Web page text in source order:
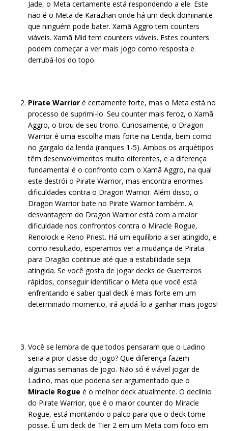
Jade, o Meta certamente está respondendo a ele. Este
não é o Meta de Karazhan onde há um deck dominante
que ninguém pode bater. Xamã Aggro tem counters
viáveis. Xamã Mid tem counters viáveis. Estes counters
podem começar a ver mais jogo como resposta e
derrubá-los do topo.
Pirate Warrior é certamente forte, mas o Meta está no
processo de suprimi-lo. Seu counter mais feroz, o Xamã
Aggro, o tirou de seu trono. Curiosamente, o Dragon
Warrior é uma escolha mais forte na Lenda, bem como
no gargalo da lenda (ranques 1-5). Ambos os arquétipos
têm desenvolvimentos muito diferentes, e a diferença
fundamental é o confronto com o Xamã Aggro, na qual
este destrói o Pirate Warrior, mas encontra enormes
dificuldades contra o Dragon Warrior. Além disso, o
Dragon Warrior bate no Pirate Warrior também. A
desvantagem do Dragon Warrior está com a maior
dificuldade nos confrontos contra o Miracle Rogue,
Renolock e Reno Priest. Há um equilíbrio a ser atingido, e
como resultado, esperamos ver a mudança de Pirata
para Dragão continue até que a estabilidade seja
atingida. Se você gosta de jogar decks de Guerreiros
rápidos, conseguir identificar o Meta que você está
enfrentando e saber qual deck é mais forte em um
determinado momento, irá ajudá-lo a ganhar mais jogos!
Você se lembra de que todos pensaram que o Ladino
seria a pior classe do jogo? Que diferença fazem
algumas semanas de jogo. Não só é viável jogar de
Ladino, mas que poderia ser argumentado que o
Miracle Rogue é o melhor deck atualmente. O declínio
do Pirate Warrior, que é o maior counter do Miracle
Rogue, está montando o palco para que o deck tome
posse. É um deck de Tier 2 em um Meta com foco em